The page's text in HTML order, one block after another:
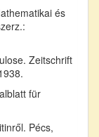
és
Zeitschrift
für
Pécs,